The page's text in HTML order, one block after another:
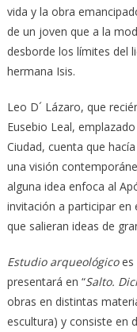
vida y la obra
de un joven que a la
desborde los límites del
hermana Isis.
Leo D´ Lázaro, que
Eusebio Leal,
Ciudad, cuenta que
una visión
alguna idea enfoca al
invitación a participar en
que salieran ideas de
Estudio arqueológicoes
presentará en “Salto.
obras en distintas
escultura) y consiste en